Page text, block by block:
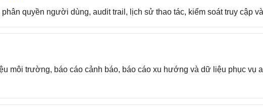
quyền người dùng, audit trail, lịch sử thao tác, kiểm soát truy cập
môi trường, báo cáo cảnh báo, báo cáo xu hướng và dữ liệu phục vụ